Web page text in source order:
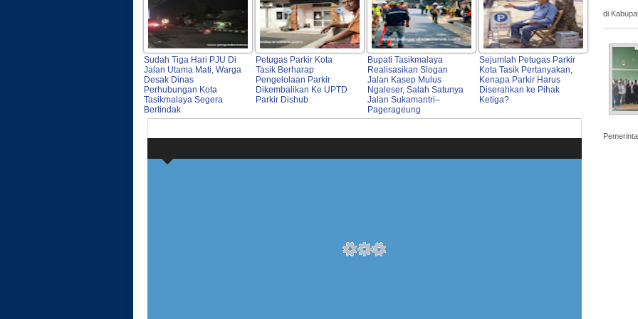
Sudah Tiga Hari PJU Di
Jalan Utama Mati, Warga
Desak Dinas
Perhubungan Kota
Tasikmalaya Segera
Bertindak
Petugas Parkir Kota
Tasik Berharap
Pengelolaan Parkir
Dikembalikan Ke UPTD
Parkir Dishub
Bupati Tasikmalaya
Realisasikan Slogan
Jalan Kasep Mulus
Ngaleser, Salah Satunya
Jalan Sukamantri–
Pagerageung
Sejumlah Petugas Parkir
Kota Tasik Pertanyakan,
Kenapa Parkir Harus
Diserahkan ke Pihak
Ketiga?
di